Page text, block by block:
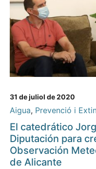
31 de juliol de 2020
Aigua, Prevenció i
El catedrático
Diputación para
Observación
de Alicante